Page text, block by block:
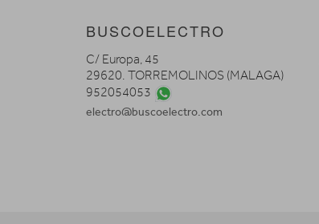
BUSCOELECTRO
C/ Europa, 45
29620. TORREMOLINOS (MALAGA)
952054053
electro@buscoelectro.com